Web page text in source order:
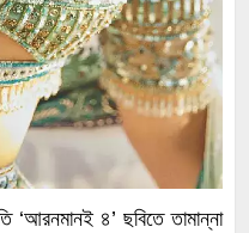
‘আরনমানই ৪’ ছবিতে তামান্না